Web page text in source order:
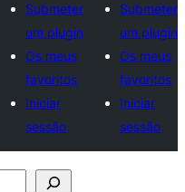
Submeter
um plugin
Os meus
favoritos
Iniciar
sessão
Submeter
um plugin
Os meus
favoritos
Iniciar
sessão